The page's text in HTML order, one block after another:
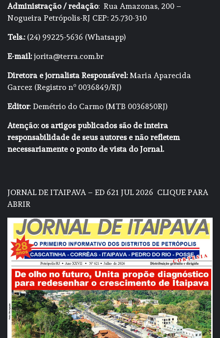
Administração / redação: Rua Amazonas, 200 –
Nogueira Petrópolis-RJ CEP: 25.730-310
Tels.:(24) 99225-5636 (Whatsapp)
E-mail:jorita@terra.com.br
Diretora e jornalista Responsável:Maria Aparecida
Garcez (Registro nº 0036849/RJ)
Editor: Demétrio do Carmo (MTB 0036850RJ)
Atenção: os artigos publicados são de inteira
responsabilidade de seus autores e não refletem
necessariamente o ponto de vista do Jornal.
JORNAL DE ITAIPAVA – ED 621 JUL 2026 CLIQUE PARA
ABRIR